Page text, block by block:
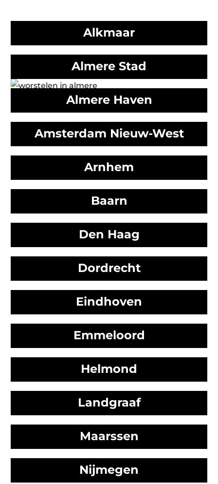
Alkmaar
Almere Stad
Almere Haven
Amsterdam Nieuw-West
Arnhem
Baarn
Den Haag
Dordrecht
Eindhoven
Emmeloord
Helmond
Landgraaf
Maarssen
Nijmegen